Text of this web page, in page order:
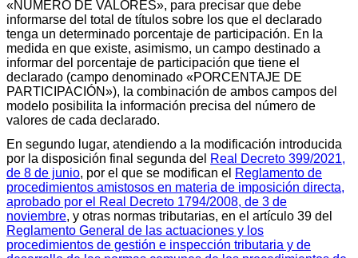
«NÚMERO DE VALORES», para precisar que debe
informarse del total de títulos sobre los que el declarado
tenga un determinado porcentaje de participación. En la
medida en que existe, asimismo, un campo destinado a
informar del porcentaje de participación que tiene el
declarado (campo denominado «PORCENTAJE DE
PARTICIPACIÓN»), la combinación de ambos campos del
modelo posibilita la información precisa del número de
valores de cada declarado.
En segundo lugar, atendiendo a la modificación introducida
por la disposición final segunda del Real Decreto 399/2021,
de 8 de junio, por el que se modifican el Reglamento de
procedimientos amistosos en materia de imposición directa,
aprobado por el Real Decreto 1794/2008, de 3 de
noviembre, y otras normas tributarias, en el artículo 39 del
Reglamento General de las actuaciones y los
procedimientos de gestión e inspección tributaria y de